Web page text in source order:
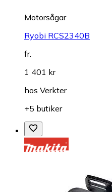
Motorsågar
Ryobi RCS2340B
fr.
1 401 kr
hos Verkter
+5 butiker